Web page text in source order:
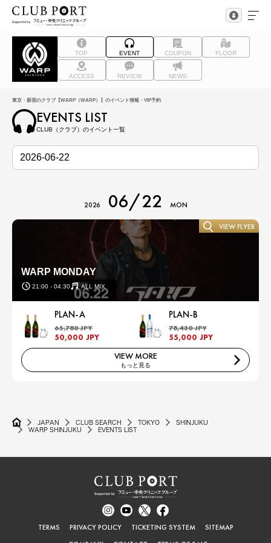
TOP EVENT COUPON FLOOR
ACCESS REVIEW NEWS
東京・新宿のクラブ【WARP（WARP）】のイベント情報・VIP予約
EVENTS LIST
CLUB（クラブ）のイベント一覧
2026 06/22 MON
WARP MONDAY
21:00 - 04:30 ALL MIX
VIEW FLYER
PLAN-A
65,780 JPY
50,000 JPY
PLAN-B
78,430 JPY
55,000 JPY
VIEW MORE
もっと見る
JAPAN CLUB SEARCH TOKYO
SHINJUKU
WARP SHINJUKU
EVENTS LIST
TERMS PRIVACY POLICY TICKETING SYSTEM
SITEMAP